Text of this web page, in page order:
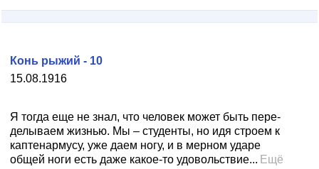
15.08.1916
Конь рыжий - 10
Я тогда еще не знал, что человек может быть пере­
делываем жизнью. Мы – студенты, но идя строем к
каптенармусу, уже даем ногу, и в мерном ударе
общей ноги есть даже какое-то удовольствие... Ещё